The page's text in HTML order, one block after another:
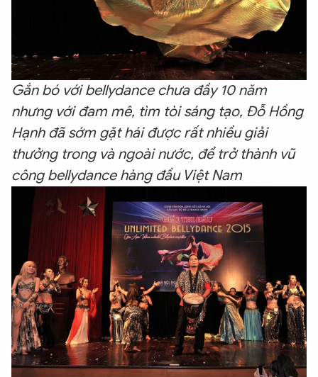
Gắn bó với bellydance chưa đầy 10 năm
nhưng với đam mê, tìm tòi sáng tạo, Đỗ Hồng
Hạnh đã sớm gặt hái được rất nhiều giải
thưởng trong và ngoài nước, để trở thành vũ
công bellydance hàng đầu Việt Nam